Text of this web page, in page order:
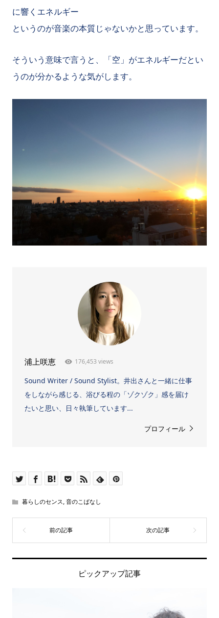
に響くエネルギー
というのが音楽の本質じゃないかと思っています。
そういう意味で言うと、「空」がエネルギーだとい
うのが分かるような気がします。
浦上咲恵 176,453 views
Sound Writer / Sound Stylist。井出さんと一緒に仕事
をしながら感じる、浴びる程の「ゾクゾク」感を届け
たいと思い、日々執筆しています...
プロフィール
暮らしのセンス,音のこばなし
ピックアップ記事